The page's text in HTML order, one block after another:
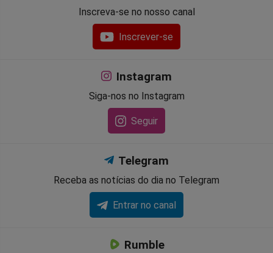
Inscreva-se no nosso canal
Inscrever-se
Instagram
Siga-nos no Instagram
Seguir
Telegram
Receba as notícias do dia no Telegram
Entrar no canal
Rumble